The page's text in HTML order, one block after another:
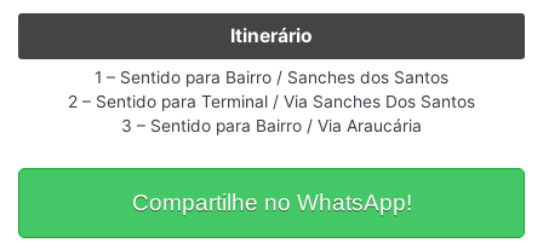
Itinerário
1 – Sentido para Bairro / Sanches dos Santos
2 – Sentido para Terminal / Via Sanches Dos Santos
3 – Sentido para Bairro / Via Araucária
Compartilhe no WhatsApp!